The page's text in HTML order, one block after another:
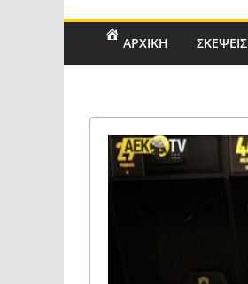
ΑΡΧΙΚΗ ΣΚΕΨΕΙΣ